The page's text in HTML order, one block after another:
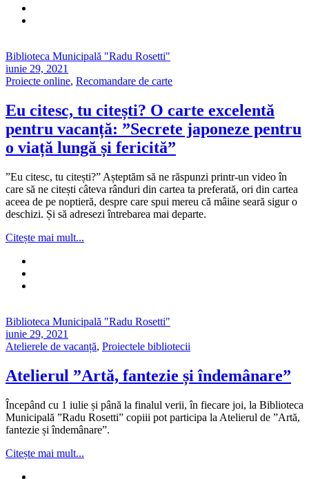
Biblioteca Municipală "Radu Rosetti"
iunie 29, 2021
Proiecte online, Recomandare de carte
Eu citesc, tu citești? O carte excelentă
pentru vacanță: ”Secrete japoneze pentru
o viață lungă și fericită”
”Eu citesc, tu citești?” Așteptăm să ne răspunzi printr-un video în
care să ne citești câteva rânduri din cartea ta preferată, ori din cartea
aceea de pe noptieră, despre care spui mereu că mâine seară sigur o
deschizi. Și să adresezi întrebarea mai departe.
Citește mai mult...
Biblioteca Municipală "Radu Rosetti"
iunie 29, 2021
Atelierele de vacanță, Proiectele bibliotecii
Atelierul ”Artă, fantezie și îndemânare”
Începând cu 1 iulie și până la finalul verii, în fiecare joi, la Biblioteca
Municipală ”Radu Rosetti” copiii pot participa la Atelierul de ”Artă,
fantezie și îndemânare”.
Citește mai mult...